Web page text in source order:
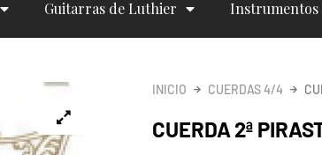
Guitarras de Luthier Instrumentos
INICIO CUERDAS 4/4
CUERDA 2ª